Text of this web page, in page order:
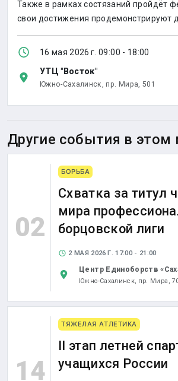
Также в рамках состязаний пройдёт
свои достижения продемонстрируют
16 мая 2026 г. 09:00 - 18:00
УТЦ "Восток"
Южно-Сахалинск,пр. Мира, 501
Другие события в этом
02
БОРЬБА
Схватка за титул
мира
борцовской лиги
2 МАЯ 2026 Г. 17:00 - 21:00
Центр Единоборств
Южно-Сахалинск, пр. Мира,
14
ТЯЖЕЛАЯ АТЛЕТИКА
II этап летней
учащихся России